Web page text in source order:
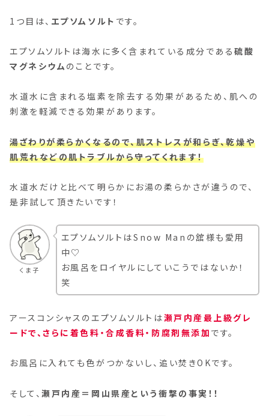
1つ目は、 エプソムソルト です。
エプソムソルトは海水に多く含まれている成分である硫酸
マグネシウムのことです。
水道水に含まれる塩素を除去する効果があるため、肌への
刺激を軽減できる効果があります。
湯ざわりが柔らかくなるので、肌ストレスが和らぎ、乾燥や
肌荒れなどの肌トラブルから守ってくれます！
水道水だけと比べて明らかにお湯の柔らかさが違うので、
是非試して頂きたいです！
くま子
エプソムソルトはSnow Manの舘様も愛用
中♡
お風呂をロイヤルにしていこうではないか！
笑
アースコンシャスのエプソムソルトは瀬戸内産最上級グレ
ードで、さらに着色料・合成香料・防腐剤無添加 です。
お風呂に入れても色がつかないし、追い焚きOKです。
そして、瀬戸内産＝岡山県産という衝撃の事実！！